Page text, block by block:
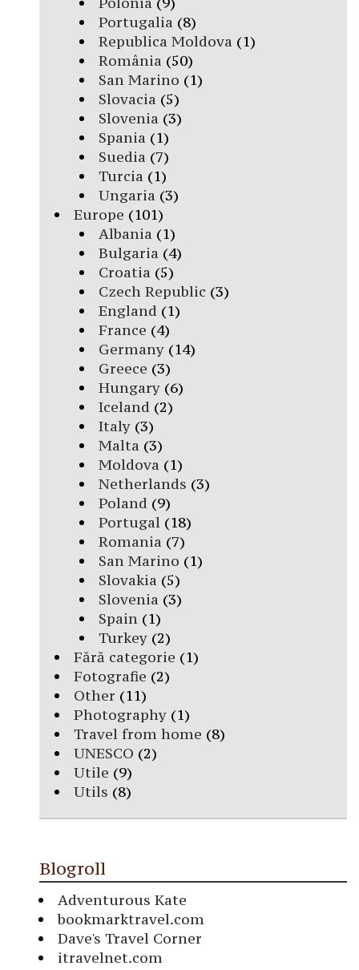
Portugalia (8)
Republica Moldova (1)
România (50)
San Marino (1)
Slovacia (5)
Slovenia (3)
Spania (1)
Suedia (7)
Turcia (1)
Ungaria (3)
Europe (101)
Albania (1)
Bulgaria (4)
Croatia (5)
Czech Republic (3)
England (1)
France (4)
Germany(14)
Greece (3)
Hungary(6)
Iceland (2)
Italy(3)
Malta (3)
Moldova (1)
Netherlands (3)
Poland (9)
Portugal(18)
Romania (7)
San Marino (1)
Slovakia (5)
Slovenia (3)
Spain(1)
Turkey(2)
Fără categorie (1)
Fotografie (2)
Other (11)
Photography (1)
Travel from home (8)
UNESCO (2)
Utile (9)
Utils (8)
Blogroll
Adventurous Kate
bookmarktravel.com
Dave's Travel Corner
itravelnet.com